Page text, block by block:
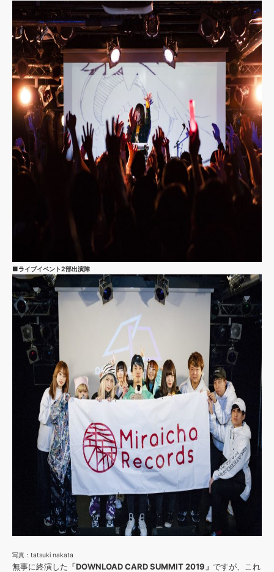
■ライブイベント2部出演陣
写真：tatsuki nakata
無事に終演した 「DOWNLOAD CARD SUMMIT 2019」 ですが、これ